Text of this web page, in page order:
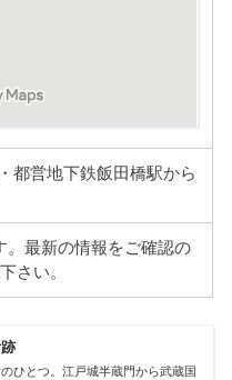
都営地下鉄飯田橋駅から
。最新の情報をご確認の
さい。
ひとつ。江戸城半蔵門から武蔵国